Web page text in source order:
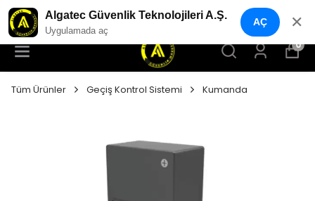
YENI NESIL GÜVENLIK GEÇIŞ SISTEMLERI
0
Tüm Ürünler Geçiş Kontrol Sistemi Kumanda
Algatec Güvenlik Teknolojileri A.Ş.
Uygulamada aç
AÇ ✕